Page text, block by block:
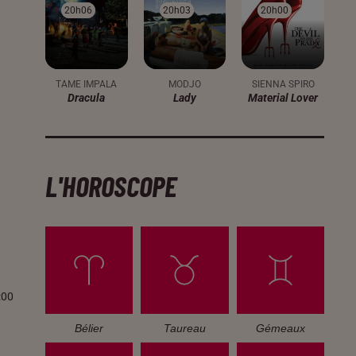
20h06
20h06
TAME IMPALA
Dracula
20h03
20h03
MODJO
Lady
20h00
20h00
SIENNA SPIRO
Material Lover
L'HOROSCOPE
Bélier Taureau Gémeaux